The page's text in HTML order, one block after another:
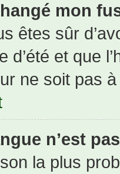
mon
êtes sûr
d’été et que
ne soit pas
n’est
la plus